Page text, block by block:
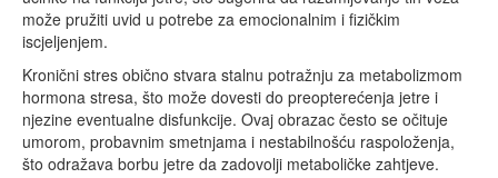
može pružiti uvid u potrebe za emocionalnim i fizičkim
iscjeljenjem.
Kronični stres obično stvara stalnu potražnju za metabolizmom
hormona stresa, što može dovesti do preopterećenja jetre i
njezine eventualne disfunkcije. Ovaj obrazac često se očituje
umorom, probavnim smetnjama i nestabilnošću raspoloženja,
što odražava borbu jetre da zadovolji metaboličke zahtjeve.